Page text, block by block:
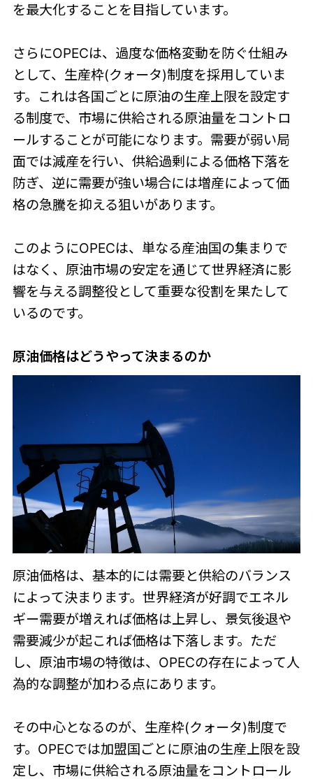
を最大化することを目指しています。
さらにOPECは、過度な価格変動を防ぐ仕組み
として、生産枠(クォータ)制度を採用していま
す。これは各国ごとに原油の生産上限を設定す
る制度で、市場に供給される原油量をコントロ
ールすることが可能になります。需要が弱い局
面では減産を行い、供給過剰による価格下落を
防ぎ、逆に需要が強い場合には増産によって価
格の急騰を抑える狙いがあります。
このようにOPECは、単なる産油国の集まりで
はなく、原油市場の安定を通じて世界経済に影
響を与える調整役として重要な役割を果たして
いるのです。
原油価格はどうやって決まるのか
原油価格は、基本的には需要と供給のバランス
によって決まります。世界経済が好調でエネル
ギー需要が増えれば価格は上昇し、景気後退や
需要減少が起これば価格は下落します。ただ
し、原油市場の特徴は、OPECの存在によって人
為的な調整が加わる点にあります。
その中心となるのが、生産枠(クォータ)制度で
す。OPECでは加盟国ごとに原油の生産上限を設
定し、市場に供給される原油量をコントロール